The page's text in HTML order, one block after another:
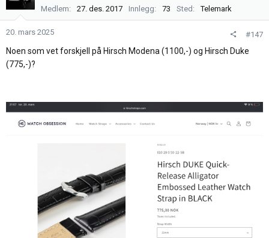
n
r
:
Medlem 27. des. 2017 Innlegg 73 Sted Telemark
20. mars 2025 #147
Noen som vet forskjell på Hirsch Modena (1100,-) og Hirsch Duke
(775,-)?